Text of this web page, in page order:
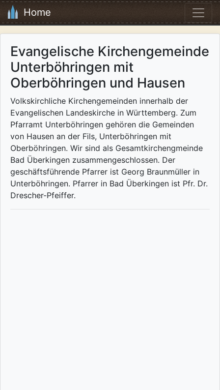
Home
Evangelische Kirchengemeinde
Unterböhringen mit
Oberböhringen und Hausen
Volkskirchliche Kirchengemeinden innerhalb der
Evangelischen Landeskirche in Württemberg. Zum
Pfarramt Unterböhringen gehören die Gemeinden
von Hausen an der Fils, Unterböhringen mit
Oberböhringen. Wir sind als Gesamtkirchengmeinde
Bad Überkingen zusammengeschlossen. Der
geschäftsführende Pfarrer ist Georg Braunmüller in
Unterböhringen. Pfarrer in Bad Überkingen ist Pfr. Dr.
Drescher-Pfeiffer.